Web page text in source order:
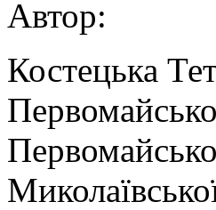
Автор:
Костецька